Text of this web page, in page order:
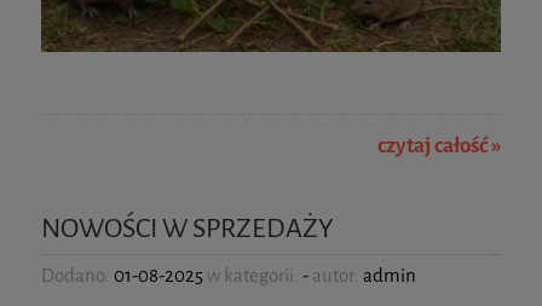
czytaj całość »
NOWOŚCI W SPRZEDAŻY
Dodano: 01-08-2025 w kategorii: - autor: admin